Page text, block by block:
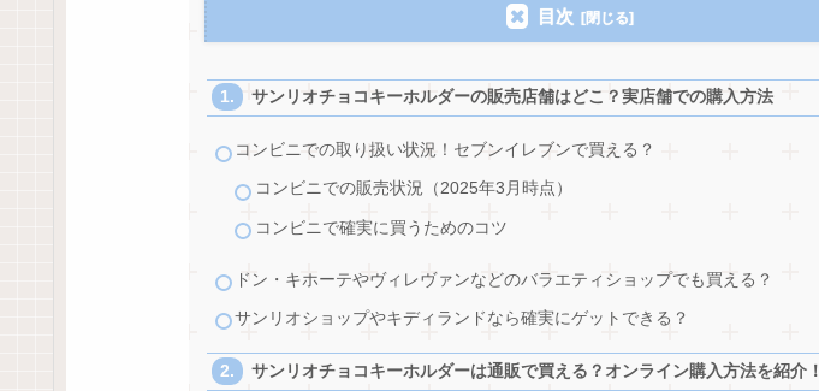
目次
サンリオチョコキーホルダーの販売店舗はどこ？実店舗での購入方法
コンビニでの取り扱い状況！セブンイレブンで買える？
コンビニでの販売状況（2025年3月時点）
コンビニで確実に買うためのコツ
ドン・キホーテやヴィレヴァンなどのバラエティショップでも買える？
サンリオショップやキディランドなら確実にゲットできる？
サンリオチョコキーホルダーは通販で買える？オンライン購入方法を紹介！